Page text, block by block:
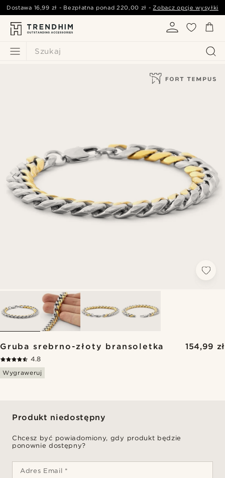
Szukaj
Dostawa 16,99 zł - Bezpłatna ponad220,00 zł -Zobacz opcje wysyłki
Gruba srebrno-złoty bransoletka 154,99 zł
4.8
Wygraweruj
Produkt niedostępny
Chcesz być powiadomiony, gdy produkt będzie
ponownie dostępny?
Adres Email *